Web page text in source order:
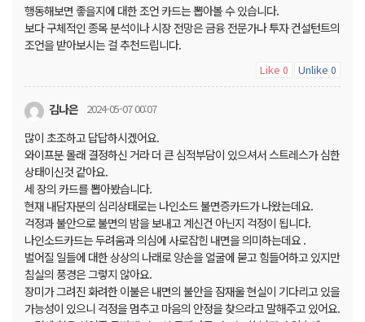
행동해보면 좋을지에 대한 조언 카드는 뽑아볼 수 있습니다.
보다 구체적인 종목 분석이나 시장 전망은 금융 전문가나 투자 컨설턴트의
조언을 받아보시는 걸 추천드립니다.
Like 0 Unlike 0
김나은 2024-05-07 00:07
많이 초조하고 답답하시겠어요.
와이프분 몰래 결정하신 거라 더 큰 심적부담이 있으셔서 스트레스가 심한
상태이신것 같아요.
세 장의 카드를 뽑아봤습니다.
현재 내담자분의 심리상태로는 나인소드 불면증카드가 나왔는데요.
걱정과 불안으로 불면의 밤을 보내고 계신건 아닌지 걱정이 됩니다.
나인소드카드는 두려움과 의심에 사로잡힌 내면을 의미하는데요 .
벌어질 일들에 대한 상상의 나래로 양손을 얼굴에 묻고 힘들어하고 있지만
침실의 풍경은 그렇지 않아요.
장미가 그려진 화려한 이불은 내면의 불안을 잠재울 현실이 기다리고 있을
가능성이 있으니 걱정을 멈추고 마음의 안정을 찾으라고 말해주고 있어요.